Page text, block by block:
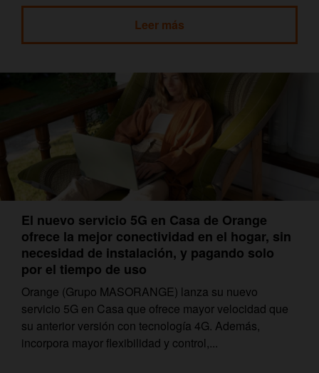
Leer más
El nuevo servicio 5G en Casa de Orange
ofrece la mejor conectividad en el hogar, sin
necesidad de instalación, y pagando solo
por el tiempo de uso
Orange (Grupo MASORANGE) lanza su nuevo
servicio 5G en Casa que ofrece mayor velocidad que
su anterior versión con tecnología 4G. Además,
incorpora mayor flexibilidad y control,...